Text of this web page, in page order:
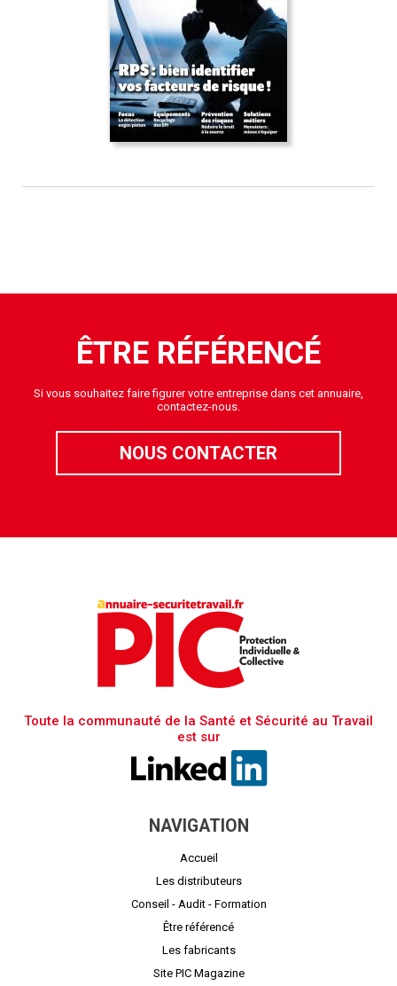
ÊTRE RÉFÉRENCÉ
Si vous souhaitez faire figurer votre entreprise dans cet annuaire,
contactez-nous.
NOUS CONTACTER
Toute la communauté de la Santé et Sécurité au Travail
est sur
NAVIGATION
Accueil
Les distributeurs
Conseil - Audit - Formation
Être référencé
Les fabricants
Site PIC Magazine